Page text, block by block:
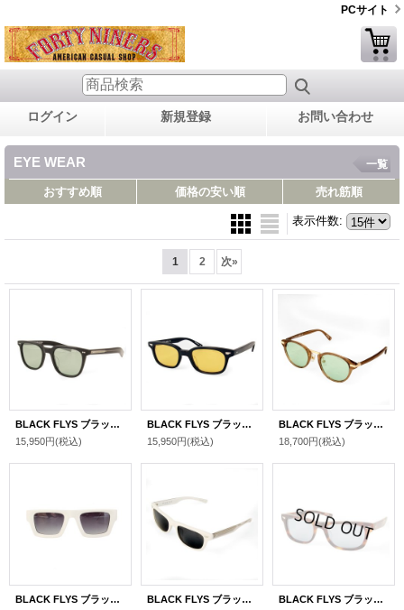
PCサイト
ログイン 新規登録 お問い合わせ
EYE WEAR 一覧
おすすめ順 価格の安い順 売れ筋順
表示件数:
1 2 次»
BLACK FLYS ブラックフライズ "FLY STACY"[BLACK-GOLD/L.GREEN]
15,950円(税込)
BLACK FLYS ブラックフライズ "FLY SLAMMER"[BLACK/YELLOW]
15,950円(税込)
BLACK FLYS ブラックフライズ "FLY VINCENT"[C.BROWN-GOLD/GREEN PHOTOCHROMIC]
18,700円(税込)
BLACK FLYS ブラックフライズ "FLY STINGRAY"[WHITE-SILVER/GREY GR]
BLACK FLYS ブラックフライズ "FLY ARCHER"[WHITE-SILVER/GREY]
BLACK FLYS ブラックフライズ "FLY ARCHER"[HAVANA SILVER×BLUE POL]